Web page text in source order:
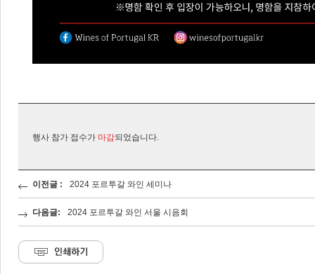
행사 참가 접수가 마감되었습니다.
이전글 : 2024 포르투갈 와인 세미나
다음글: 2024 포르투갈 와인 서울 시음회